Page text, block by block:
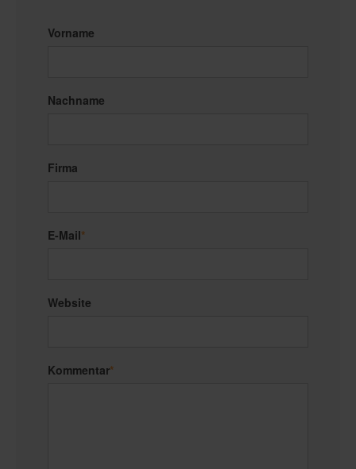
Vorname
Nachname
Firma
E-Mail*
Website
Kommentar*